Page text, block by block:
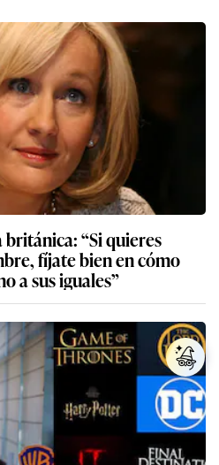
“Si quieres
fíjate bien en cómo
a sus iguales”